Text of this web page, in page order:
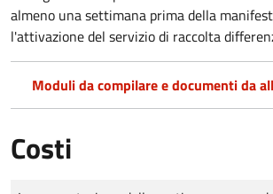
almeno una settimana prima della
l'attivazione del servizio di raccolta
Moduli da compilare e documenti da
Costi
Tipo di pagamento
Importo